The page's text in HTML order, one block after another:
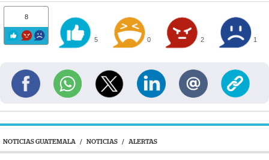
8
5 0 2 1
NOTICIAS GUATEMALA / NOTICIAS / ALERTAS